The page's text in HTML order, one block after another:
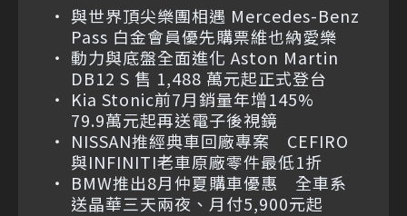
與世界頂尖樂團相遇 Mercedes-Benz
Pass 白金會員優先購票維也納愛樂
動力與底盤全面進化 Aston Martin
DB12 S 售 1,488 萬元起正式登台
Kia Stonic前7月銷量年增145%
79.9萬元起再送電子後視鏡
NISSAN推經典車回廠專案 CEFIRO
與INFINITI老車原廠零件最低1折
BMW推出8月仲夏購車優惠 全車系
送晶華三天兩夜、月付5,900元起